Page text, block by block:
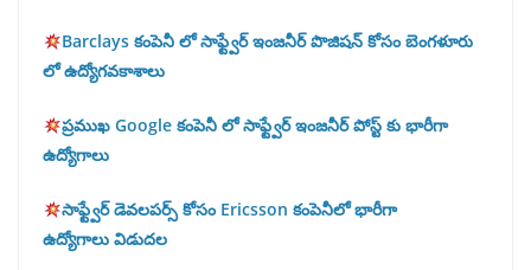
Barclays కంపెనీ లో సాఫ్ట్వేర్ ఇంజనీర్ పొజిషన్ కోసం బెంగళూరు
లో ఉద్యోగవకాశాలు
ప్రముఖ Google కంపెనీ లో సాఫ్ట్వేర్ ఇంజనీర్ పోస్ట్ కు భారీగా
ఉద్యోగాలు
సాఫ్ట్వేర్ డెవలపర్స్ కోసం Ericsson కంపెనీలో భారీగా
ఉద్యోగాలు విడుదల